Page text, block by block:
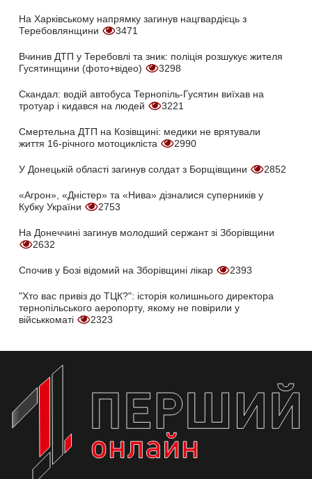
На Харківському напрямку загинув нацгвардієць з
Теребовлянщини
3471
Вчинив ДТП у Теребовлі та зник: поліція розшукує жителя
Гусятинщини (фото+відео)
3298
Скандал: водій автобуса Тернопіль-Гусятин виїхав на
тротуар і кидався на людей
3221
Смертельна ДТП на Козівщині: медики не врятували
життя 16-річного мотоцикліста
2990
У Донецькій області загинув солдат з Борщівщини 2852
«Агрон», «Дністер» та «Нива» дізналися суперників у
Кубку України
2753
На Донеччині загинув молодший сержант зі Зборівщини
2632
Спочив у Бозі відомий на Зборівщині лікар 2393
"Хто вас привіз до ТЦК?": історія колишнього директора
тернопільського аеропорту, якому не повірили у
військкоматі
2323